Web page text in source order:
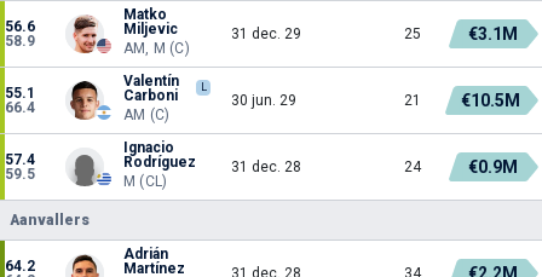
56.6
58.9
Matko
Miljevic
AM, M (C)
31 dec. 29 25 €3.1M
55.1
66.4
Valentín
Carboni
L
AM (C)
30 jun. 29 21 €10.5M
57.4
59.5
Ignacio
Rodríguez
M (CL)
31 dec. 28 24 €0.9M
Aanvallers
64.2
Adrián
Martínez
31 dec. 28 34 €2.2M